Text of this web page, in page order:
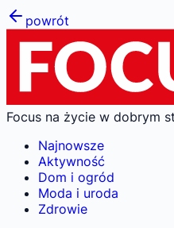
powrót
Focus na życie w dobrym
Najnowsze
Aktywność
Dom i ogród
Moda i uroda
Zdrowie